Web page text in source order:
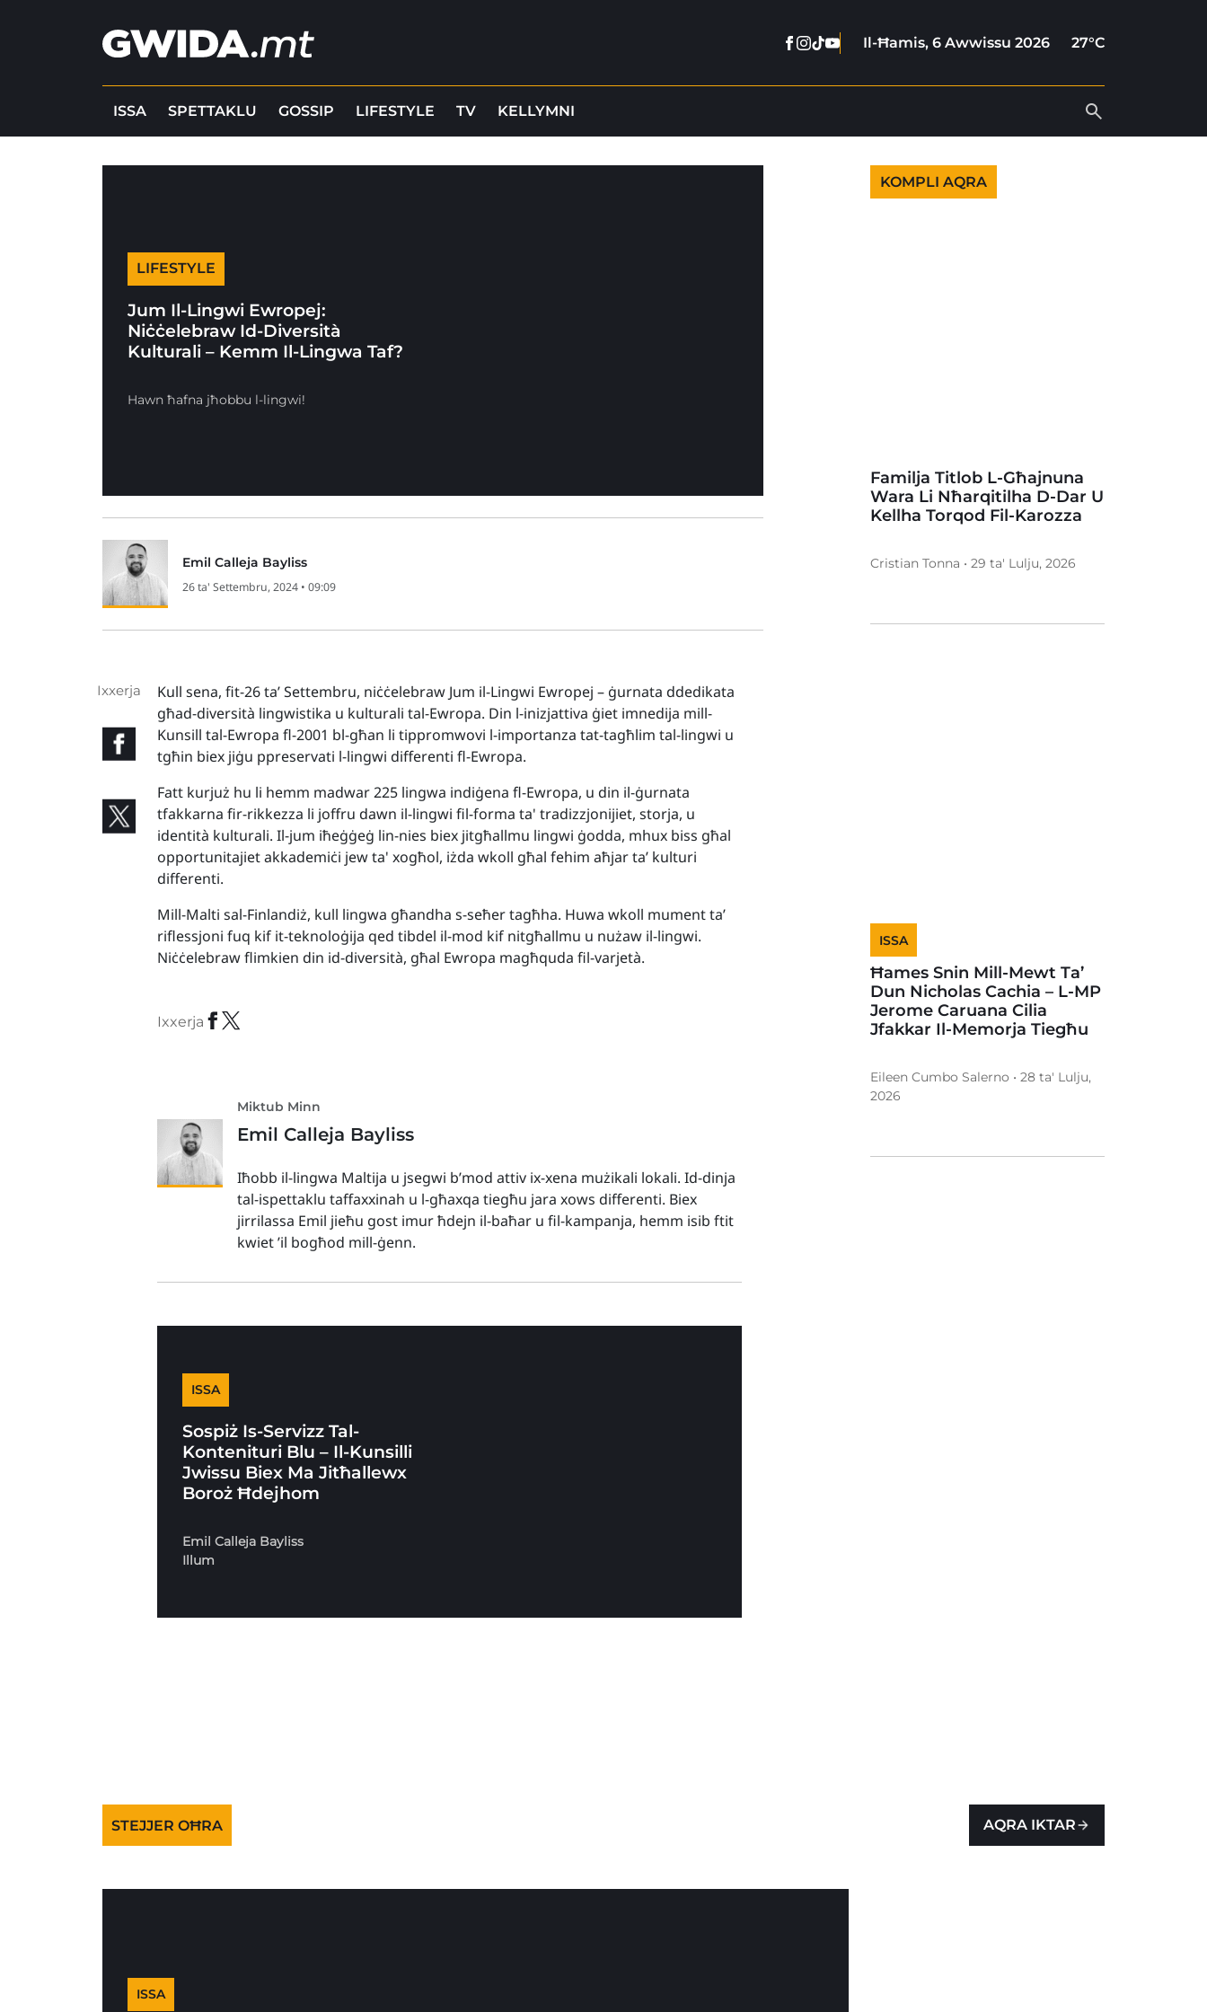
Facebook
Instagram
Tiktok
YoutubeIl-Ħamis, 6 Awwissu 2026 27°C
ISSA SPETTAKLU GOSSIP LIFESTYLE TV KELLYMNI
LIFESTYLE
Jum Il-Lingwi Ewropej:
Niċċelebraw Id-Diversità
Kulturali – Kemm Il-Lingwa Taf?
Hawn ħafna jħobbu l-lingwi!
Emil Calleja Bayliss
26 ta' Settembru, 2024 • 09:09
Ixxerja
Kull sena, fit-26 ta’ Settembru, niċċelebraw Jum il-Lingwi Ewropej – ġurnata ddedikata
għad-diversità lingwistika u kulturali tal-Ewropa. Din l-inizjattiva ġiet imnedija mill-
Kunsill tal-Ewropa fl-2001 bl-għan li tippromwovi l-importanza tat-tagħlim tal-lingwi u
tgħin biex jiġu ppreservati l-lingwi differenti fl-Ewropa.
Fatt kurjuż hu li hemm madwar 225 lingwa indiġena fl-Ewropa, u din il-ġurnata
tfakkarna fir-rikkezza li joffru dawn il-lingwi fil-forma ta' tradizzjonijiet, storja, u
identità kulturali. Il-jum iħeġġeġ lin-nies biex jitgħallmu lingwi ġodda, mhux biss għal
opportunitajiet akkademiċi jew ta' xogħol, iżda wkoll għal fehim aħjar ta’ kulturi
differenti.
Mill-Malti sal-Finlandiż, kull lingwa għandha s-seħer tagħha. Huwa wkoll mument ta’
riflessjoni fuq kif it-teknoloġija qed tibdel il-mod kif nitgħallmu u nużaw il-lingwi.
Niċċelebraw flimkien din id-diversità, għal Ewropa magħquda fil-varjetà.
Ixxerja
Miktub Minn
Emil Calleja Bayliss
Iħobb il-lingwa Maltija u jsegwi b’mod attiv ix-xena mużikali lokali. Id-dinja
tal-ispettaklu taffaxxinah u l-għaxqa tiegħu jara xows differenti. Biex
jirrilassa Emil jieħu gost imur ħdejn il-baħar u fil-kampanja, hemm isib ftit
kwiet ’il bogħod mill-ġenn.
ISSA
Sospiż Is-Servizz Tal-
Kontenituri Blu – Il-Kunsilli
Jwissu Biex Ma Jitħallewx
Boroż Ħdejhom
Emil Calleja Bayliss
Illum
KOMPLI AQRA
Familja Titlob L-Għajnuna
Wara Li Nħarqitilha D-Dar U
Kellha Torqod Fil-Karozza
Cristian Tonna • 29 ta' Lulju, 2026
ISSA
Ħames Snin Mill-Mewt Ta’
Dun Nicholas Cachia – L-MP
Jerome Caruana Cilia
Jfakkar Il-Memorja Tiegħu
Eileen Cumbo Salerno • 28 ta' Lulju,
2026
STEJJER OĦRA AQRA IKTAR
ISSA